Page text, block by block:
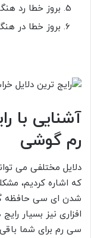
بروز خطا رد
بروز خطا در
رم گوشی
که اشاره کردیم،
شدن ای سی حافظه
افزاری نیز بسیار
سی رم برای شما